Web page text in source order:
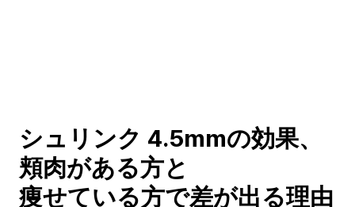
シュリンク 4.5mmの効果、
頬肉がある方と
痩せている方で差が出る理由